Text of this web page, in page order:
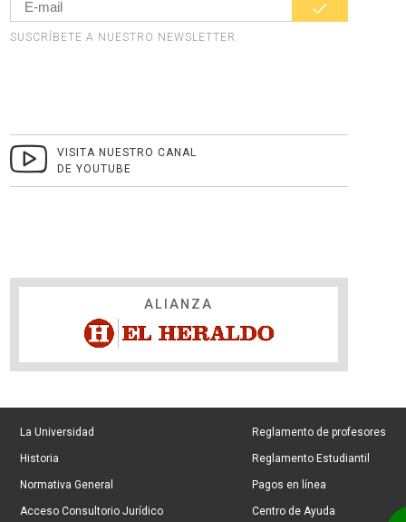
SUSCRÍBETE A NUESTRO NEWSLETTER
VISITA NUESTRO CANAL
DE YOUTUBE
ALIANZA
La Universidad
Historia
Normativa General
Acceso Consultorio Jurídico
Reglamento de profesores
Reglamento Estudiantil
Pagos en línea
Centro de Ayuda